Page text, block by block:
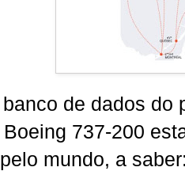
de dados do
737-200
mundo, a